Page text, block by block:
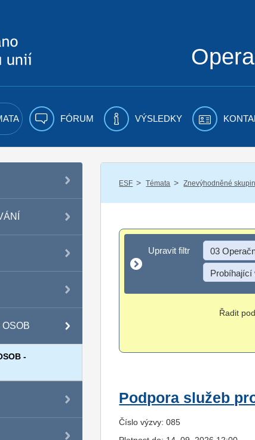
FÓRUM VÝSLEDKY
-
ESF / Témata / Znevýhodněné
Upravit filtr
Upravit filtr 03
Probíhající
Řadit
Podpora služeb
Číslo výzvy: 085